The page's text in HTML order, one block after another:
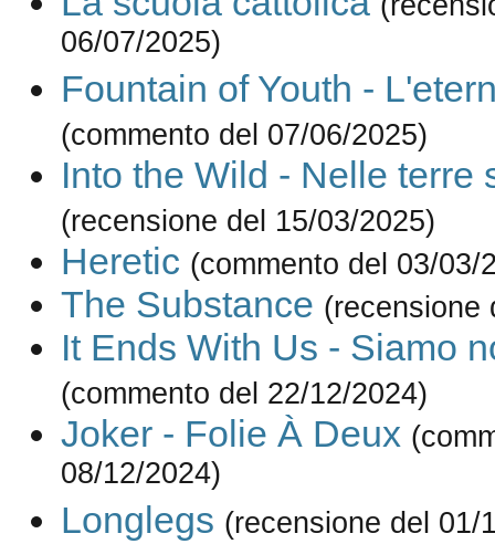
06/07/2025)
Fountain of Youth -
(commento del 07/06/2025)
Into the Wild - Nelle terre
(recensione del 15/03/2025)
Heretic (commento del 03/03/
The Substance (recensione
It Ends With Us - Siamo
(commento del 22/12/2024)
Joker - Folie À Deux
08/12/2024)
Longlegs (recensione del 01/